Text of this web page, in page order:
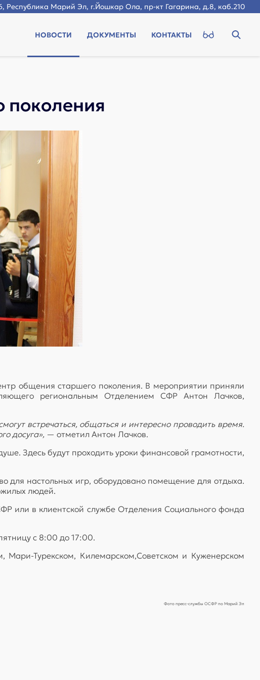
Республика Марий Эл, г.Йошкар Ола, пр-кт Гагарина, д.8, каб.210
НОВОСТИ ДОКУМЕНТЫ КОНТАКТЫ
поколения
общения старшего поколения. В мероприятии приняли
региональным Отделением СФР Антон Лачков,
встречаться, общаться и интересно проводить время.
досуга», — отметил Антон Лачков.
Здесь будут проходить уроки финансовой грамотности,
для настольных игр, оборудовано помещение для отдыха.
людей.
или в клиентской службе Отделения Социального фонда
с 8:00 до 17:00.
Турекском, Килемарском,Советском и Куженерском
Фото пресс-службы ОСФР по Марий Эл